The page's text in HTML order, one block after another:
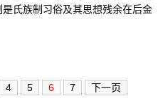
氏族制习俗及其思想残余在后金
4 5 6 7 下一页